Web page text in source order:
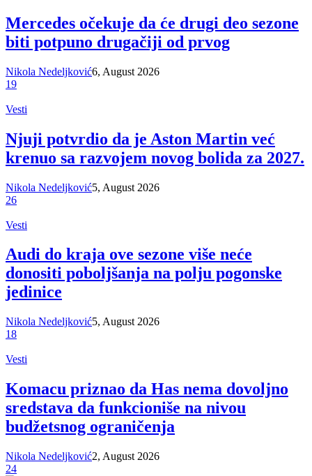
Mercedes očekuje da će drugi deo sezone
biti potpuno drugačiji od prvog
Nikola Nedeljković6, August 2026
19
Vesti
Njuji potvrdio da je Aston Martin već
krenuo sa razvojem novog bolida za 2027.
Nikola Nedeljković5, August 2026
26
Vesti
Audi do kraja ove sezone više neće
donositi poboljšanja na polju pogonske
jedinice
Nikola Nedeljković5, August 2026
18
Vesti
Komacu priznao da Has nema dovoljno
sredstava da funkcioniše na nivou
budžetsnog ograničenja
Nikola Nedeljković2, August 2026
24